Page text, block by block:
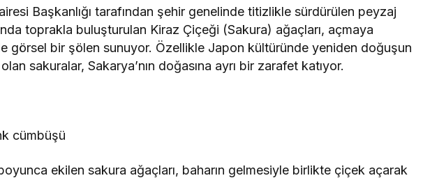
Başkanlığı tarafından şehir genelinde titizlikle sürdürülen peyzaj
toprakla buluşturulan Kiraz Çiçeği (Sakura) ağaçları, açmaya
görsel bir şölen sunuyor. Özellikle Japon kültüründe yeniden doğuşun
sakuralar, Sakarya’nın doğasına ayrı bir zarafet katıyor.
cümbüşü
ekilen sakura ağaçları, baharın gelmesiyle birlikte çiçek açarak